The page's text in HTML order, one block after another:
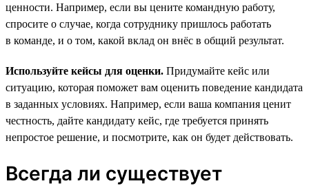
ценности. Например, если вы цените командную работу,
спросите о случае, когда сотруднику пришлось работать
в команде, и о том, какой вклад он внёс в общий результат.
Используйте кейсы для оценки. Придумайте кейс или
ситуацию, которая поможет вам оценить поведение кандидата
в заданных условиях. Например, если ваша компания ценит
честность, дайте кандидату кейс, где требуется принять
непростое решение, и посмотрите, как он будет действовать.
Всегда ли существует